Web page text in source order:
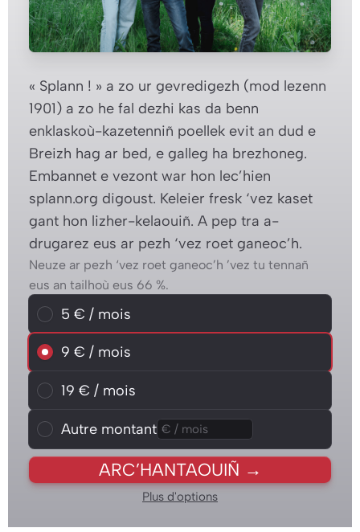
« Splann ! » a zo ur gevredigezh (mod lezenn
1901) a zo he fal dezhi kas da benn
enklaskoù-kazetenniñ poellek evit an dud e
Breizh hag ar bed, e galleg ha brezhoneg.
Embannet e vezont war hon lec’hien
splann.org digoust. Keleier fresk ‘vez kaset
gant hon lizher-kelaouiñ. A pep tra a-
drugarez eus ar pezh ‘vez roet ganeoc’h.
Neuze ar pezh ‘vez roet ganeoc’h ’vez tu tennañ
eus an tailhoù eus 66 %.
Choisissez un montant mensuel
5 € / mois
5 € / mois
9 € / mois
9 € / mois
19 € / mois
19 € / mois
Autre montant
Autre montant
ARC’HANTAOUIÑ →
Plus d'options